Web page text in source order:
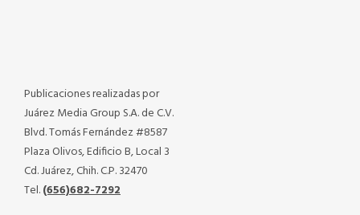
Publicaciones realizadas por
Juárez Media Group S.A. de C.V.
Blvd. Tomás Fernández #8587
Plaza Olivos, Edificio B, Local 3
Cd. Juárez, Chih. C.P. 32470
Tel.(656)682-7292